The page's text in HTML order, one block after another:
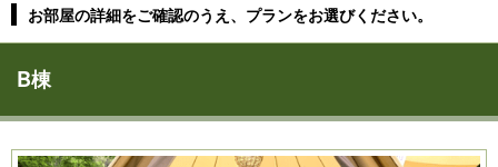
お部屋の詳細をご確認のうえ、プランをお選びください。
B棟